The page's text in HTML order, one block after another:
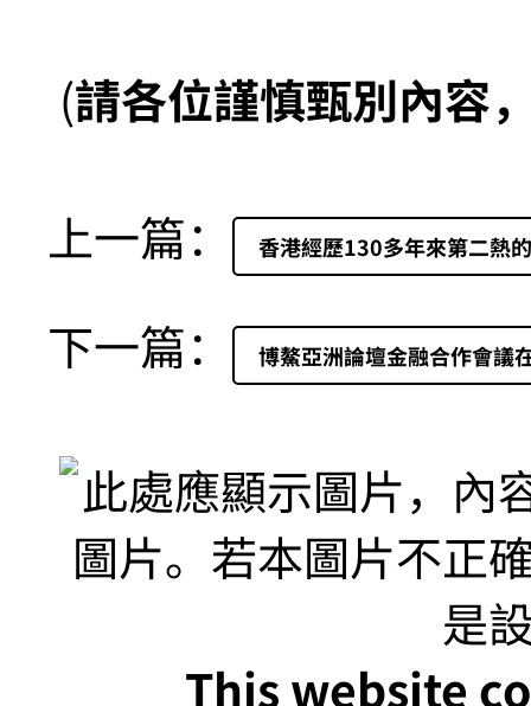
(請各位謹慎甄別內容
上一篇： 香港經歷130多年來第二熱
下一篇： 博鰲亞洲論壇金融合作會議
This website